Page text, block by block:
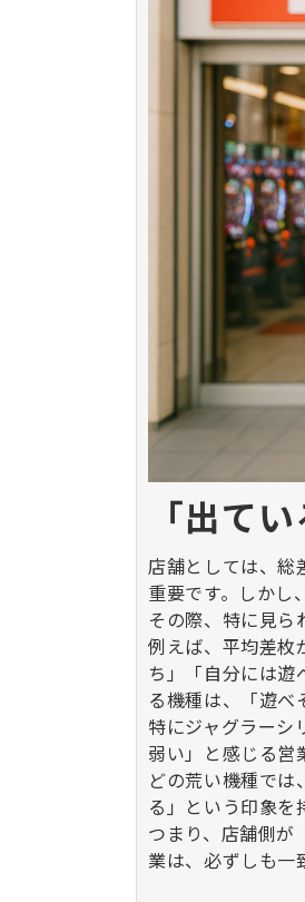
「出て
店舗としては、総
重要です。しかし
その際、特に見ら
例えば、平均差枚
ち」「自分には遊
る機種は、「遊べ
特にジャグラーシ
弱い」と感じる営
どの荒い機種では
る」という印象を
つまり、店舗側が
業は、必ずしも一